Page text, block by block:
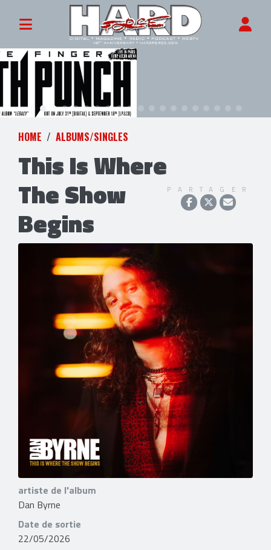
HOME ALBUMS/SINGLES
This Is Where
The Show
Begins
PARTAGER
artiste de l'album
Dan Byrne
Date de sortie
22/05/2026